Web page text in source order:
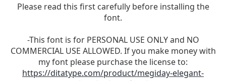
Please read this first carefully before installing the
font.
-This font is for PERSONAL USE ONLY and NO
COMMERCIAL USE ALLOWED. If you make money with
my font please purchase the license to:
https://ditatype.com/product/megiday-elegant-